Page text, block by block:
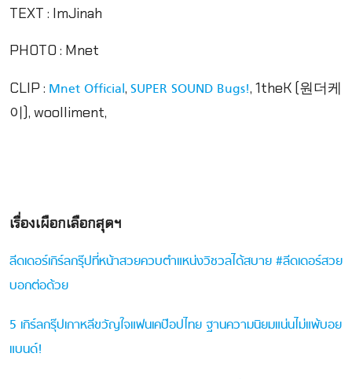
TEXT : ImJinah
PHOTO : Mnet
CLIP : Mnet Official, SUPER SOUND Bugs!, 1theK (원더케
이), woolliment,
เรื่องเผือกเลือกสุดฯ
ลีดเดอร์เกิร์ลกรุ๊ปที่หน้าสวยควบตำแหน่งวิชวลได้สบาย #ลีดเดอร์สวย
บอกต่อด้วย
5 เกิร์ลกรุ๊ปเกาหลีขวัญใจแฟนเคป๊อปไทย ฐานความนิยมแน่นไม่แพ้บอย
แบนด์!